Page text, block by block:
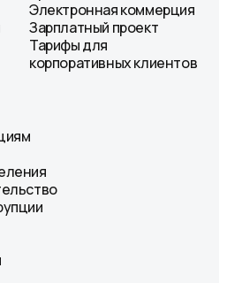
Электронная коммерция
Зарплатный проект
Тарифы для
корпоративных клиентов